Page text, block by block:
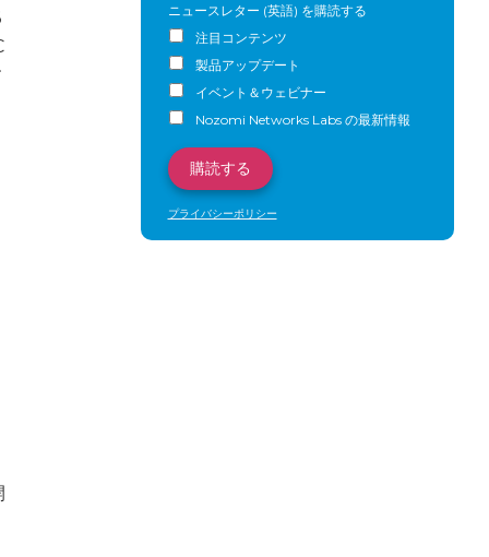
ニュースレター (英語) を購読する
注目コンテンツ
製品アップデート
イベント＆ウェビナー
Nozomi Networks Labs の最新情報
プライバシーポリシー